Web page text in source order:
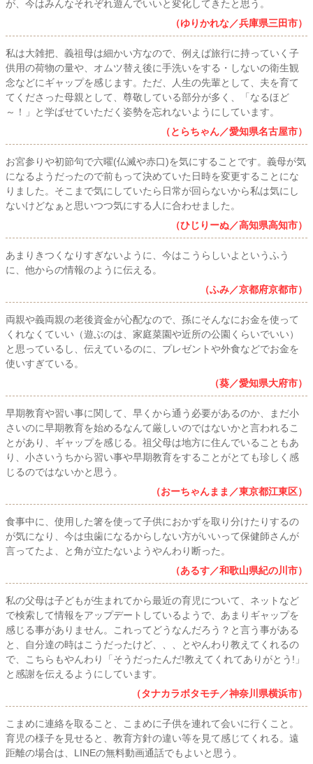
が、今はみんなそれぞれ遊んでいいと変化してきたと思う。
（ゆりかれな／兵庫県三田市）
私は大雑把、義祖母は細かい方なので、例えば旅行に持っていく子
供用の荷物の量や、オムツ替え後に手洗いをする・しないの衛生観
念などにギャップを感じます。ただ、人生の先輩として、夫を育て
てくださった母親として、尊敬している部分が多く、「なるほど
～！」と学ばせていただく姿勢を忘れないようにしています。
（とらちゃん／愛知県名古屋市）
お宮参りや初節句で六曜(仏滅や赤口)を気にすることです。義母が気
になるようだったので前もって決めていた日時を変更することにな
りました。そこまで気にしていたら日常が回らないから私は気にし
ないけどなぁと思いつつ気にする人に合わせました。
（ひじりーぬ／高知県高知市）
あまりきつくなりすぎないように、今はこうらしいよというふう
に、他からの情報のように伝える。
（ふみ／京都府京都市）
両親や義両親の老後資金が心配なので、孫にそんなにお金を使って
くれなくていい（遊ぶのは、家庭菜園や近所の公園くらいでいい）
と思っているし、伝えているのに、プレゼントや外食などでお金を
使いすぎている。
（葵／愛知県大府市）
早期教育や習い事に関して、早くから通う必要があるのか、まだ小
さいのに早期教育を始めるなんて厳しいのではないかと言われるこ
とがあり、ギャップを感じる。祖父母は地方に住んでいることもあ
り、小さいうちから習い事や早期教育をすることがとても珍しく感
じるのではないかと思う。
（おーちゃんまま／東京都江東区）
食事中に、使用した箸を使って子供におかずを取り分けたりするの
が気になり、今は虫歯になるからしない方がいいって保健師さんが
言ってたよ、と角が立たないようやんわり断った。
（あるす／和歌山県紀の川市）
私の父母は子どもが生まれてから最近の育児について、ネットなど
で検索して情報をアップデートしているようで、あまりギャップを
感じる事がありません。これってどうなんだろう？と言う事がある
と、自分達の時はこうだったけど、、、とやんわり教えてくれるの
で、こちらもやんわり「そうだったんだ!教えてくれてありがとう!」
と感謝を伝えるようにしています。
（タナカラボタモチ／神奈川県横浜市）
こまめに連絡を取ること、こまめに子供を連れて会いに行くこと。
育児の様子を見せると、教育方針の違い等を見て感じてくれる。遠
距離の場合は、LINEの無料動画通話でもよいと思う。